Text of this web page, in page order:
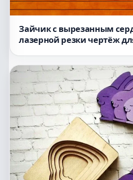
Зайчик с вырезанным
лазерной резки чертёж